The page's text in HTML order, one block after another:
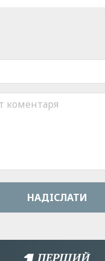
НАДIСЛАТИ